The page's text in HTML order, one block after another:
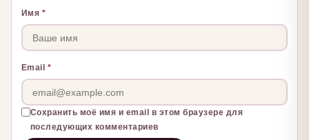
Имя *
Email *
Сохранить моё имя и email в этом браузере для
последующих комментариев